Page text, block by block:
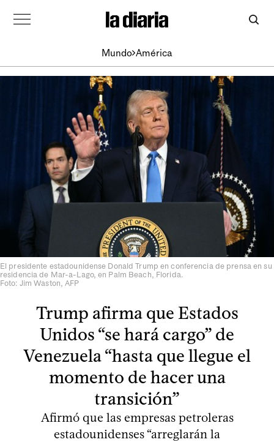
Mundo América
El presidente estadounidense Donald Trump en conferencia de prensa en su
residencia de Mar-a-Lago, en Palm Beach, Florida.
Foto: Jim Waston, AFP
Trump afirma que Estados
Unidos “se hará cargo” de
Venezuela “hasta que llegue el
momento de hacer una
transición”
Afirmó que las empresas petroleras
estadounidenses “arreglarán la